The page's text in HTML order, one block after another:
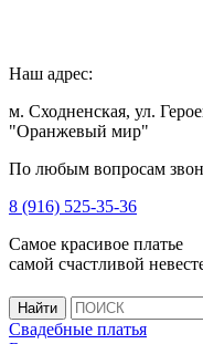
Наш адрес:
м. Сходненская, ул.
"Оранжевый мир"
По любым вопросам
8 (916) 525-35-36
Самое красивое платье
самой счастливой
Свадебные платья